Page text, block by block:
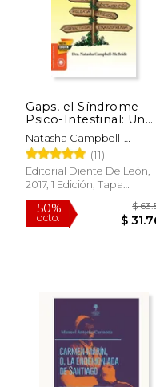
Gaps, el Síndrome
Psico-Intestinal: Un
Tratamiento Natural
Para el Autismo, la
Dispraxia, el Trastorno
por Déficit de
Atención con o sin. Y
(Salud y Plantas)
Natasha Campbell-
McBride
(11)
Editorial Diente De León,
2017, 1 Edición, Tapa
Blanda, Nuevo
50%
dcto.